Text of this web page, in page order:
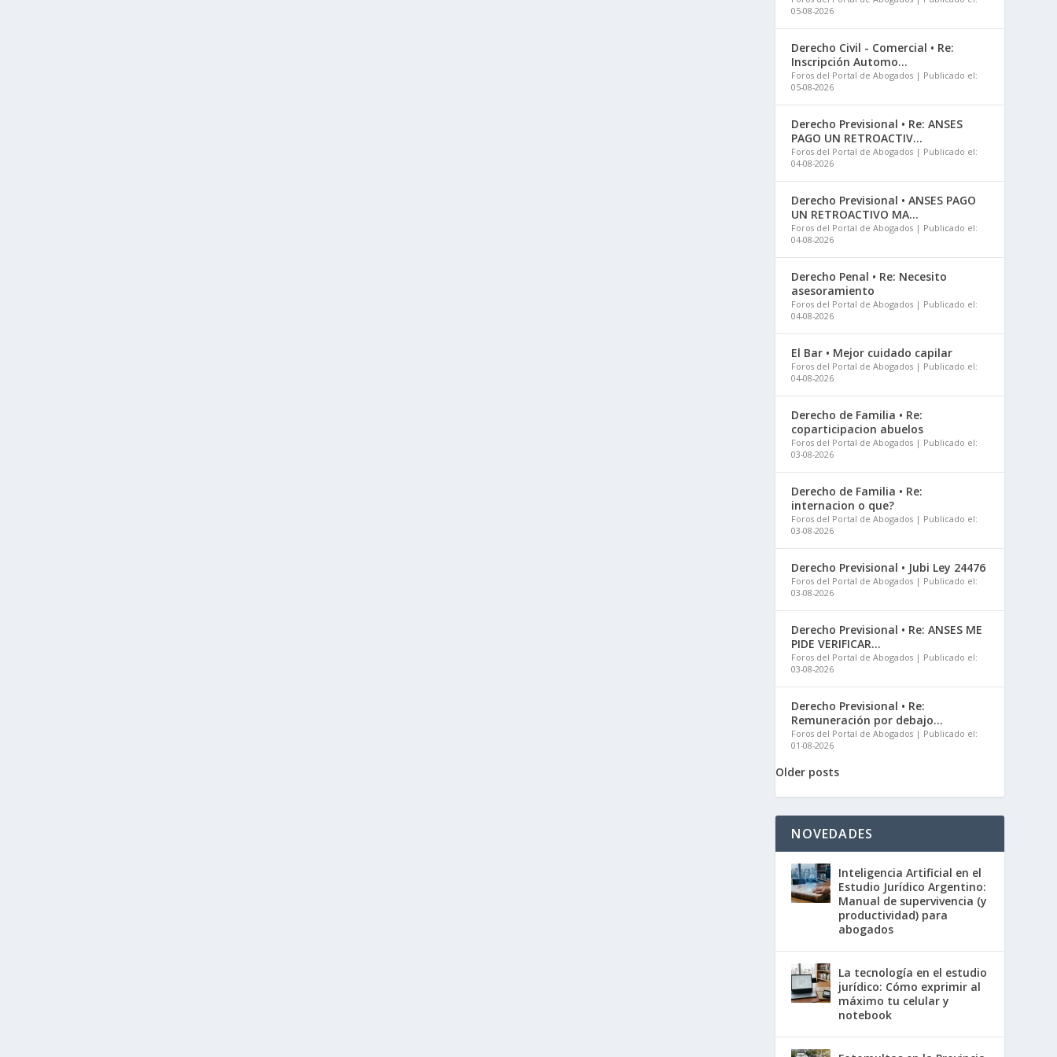
05-08-2026
Derecho Civil - Comercial • Re:
Inscripción Automo...
Foros del Portal de Abogados
Publicado el:
05-08-2026
Derecho Previsional • Re: ANSES
PAGO UN RETROACTIV...
Foros del Portal de Abogados
Publicado el:
04-08-2026
Derecho Previsional • ANSES PAGO
UN RETROACTIVO MA...
Foros del Portal de Abogados
Publicado el:
04-08-2026
Derecho Penal • Re: Necesito
asesoramiento
Foros del Portal de Abogados
Publicado el:
04-08-2026
El Bar • Mejor cuidado capilar
Foros del Portal de Abogados
Publicado el:
04-08-2026
Derecho de Familia • Re:
coparticipacion abuelos
Foros del Portal de Abogados
Publicado el:
03-08-2026
Derecho de Familia • Re:
internacion o que?
Foros del Portal de Abogados
Publicado el:
03-08-2026
Derecho Previsional • Jubi Ley 24476
Foros del Portal de Abogados
Publicado el:
03-08-2026
Derecho Previsional • Re: ANSES ME
PIDE VERIFICAR...
Foros del Portal de Abogados
Publicado el:
03-08-2026
Derecho Previsional • Re:
Remuneración por debajo...
Foros del Portal de Abogados
Publicado el:
01-08-2026
Older posts
NOVEDADES
Inteligencia Artificial en el
Estudio Jurídico Argentino:
Manual de supervivencia (y
productividad) para
abogados
La tecnología en el estudio
jurídico: Cómo exprimir al
máximo tu celular y
notebook